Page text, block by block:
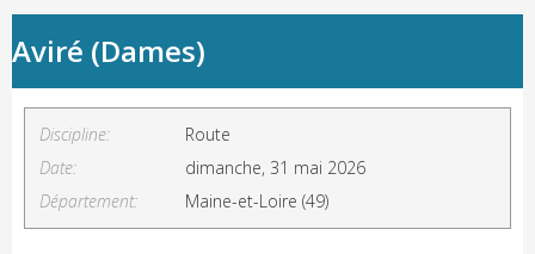
Aviré (Dames)
Discipline:
Route
Date:
dimanche, 31 mai 2026
Département:
Maine-et-Loire (49)